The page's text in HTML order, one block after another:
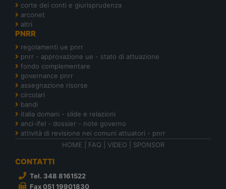
corte dei conti e giurisprudenza
arconet
altri
PNRR
regolamenti ue pnrr
pnrr - approvazione ue - stato di attuazione
fondo complementare
governance pnrr
assegnazione risorse
circolari
bandi
italia domani - slide e relazioni
anci-ifel - dossier - note governo
attività di revisione nei comuni attuatori - pnrr
HOME
FAQ VIDEO SPONSOR
CONTATTI
Tel. 348 8161522
Fax 051 19901830